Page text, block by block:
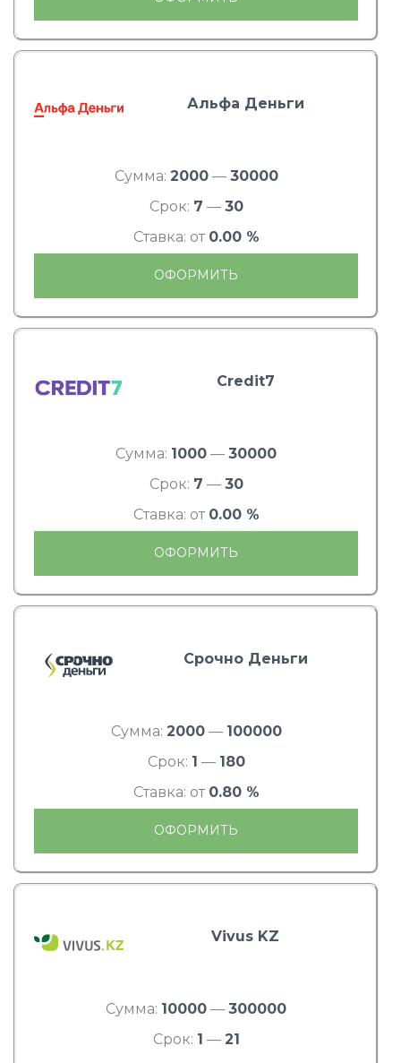
Альфа Деньги
Сумма: 2000— 30000
Срок: 7 — 30
Ставка: от 0.00 %
ОФОРМИТЬ
Credit7
Сумма: 1000 — 30000
Срок: 7 — 30
Ставка: от 0.00 %
ОФОРМИТЬ
Срочно Деньги
Сумма: 2000— 100000
Срок: 1 — 180
Ставка: от 0.80 %
ОФОРМИТЬ
Vivus KZ
Сумма: 10000 — 300000
Срок: 1 — 21